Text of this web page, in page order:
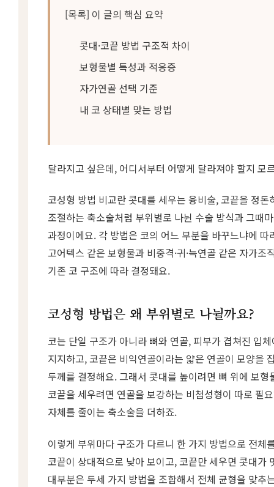
[목록] 이 글의 핵심 요약
콧대·코끝 방법 구조적 차이
보형물별 특성과 적응증
자가연골 선택 기준
내 코 상태별 맞는 방법
달라지고 싶은데, 어디서부터 어떻게 달라져야 할지 모
코성형 방법 비교란 콧대를 세우는 융비술, 코끝을 정
조절하는 축소술처럼 부위별로 나뉜 수술 방식과 그때
과정이에요. 각 방법은 코의 어느 부분을 바꾸느냐에 따
고어텍스 같은 보형물과 비중격·귀·늑연골 같은 자가
기존 코 구조에 따라 결정돼요.
코성형 방법은 왜 부위별로 나뉠까요?
코는 단일 구조가 아니라 뼈와 연골, 피부가 겹쳐진 입
지지하고, 코끝은 비익연골이라는 얇은 연골이 모양을
두께를 결정해요. 그래서 콧대를 높이려면 뼈 위에 보
코끝을 세우려면 연골을 보강하는 비첨성형이 따로 필
자체를 줄이는 축소술을 더하죠.
이렇게 부위마다 구조가 다르니 한 가지 방법으로 전체
코끝이 상대적으로 낮아 보이고, 코끝만 세우면 콧대가
대부분은 두세 가지 방법을 조합해서 전체 균형을 맞추